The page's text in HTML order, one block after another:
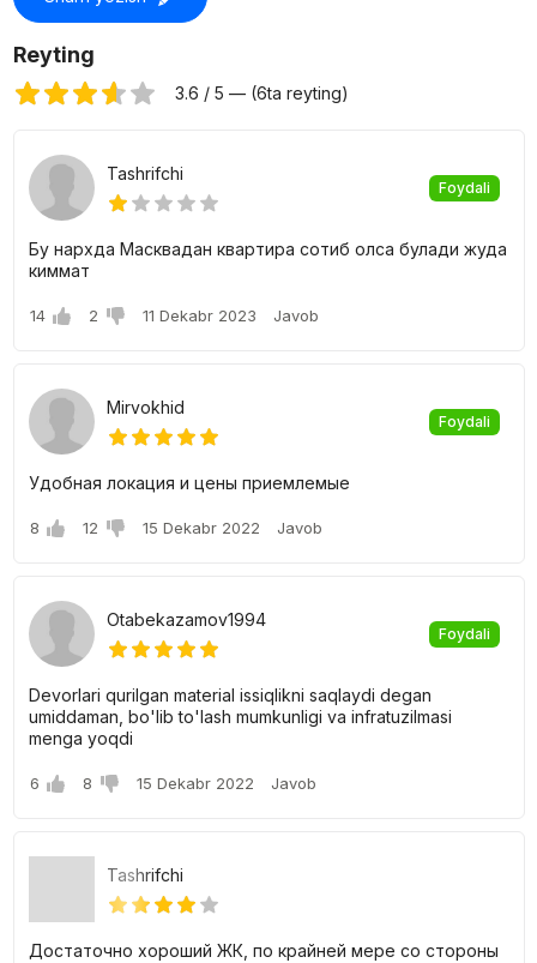
O'Z MAKON ASOSIYA majmuadagi kvartiralarning
xonadonlar mavjud. O'zingiz uchun aniq kvartirani aniq tanlash
Reyting
3.6 / 5 — (6ta reyting)
Tashrifchi
Foydali
Бу нархда Масквадан квартира сотиб олса булади жуда
киммат
14 2 11 Dekabr 2023 Javob
Mirvokhid
Foydali
Удобная локация и цены приемлемые
8 12 15 Dekabr 2022 Javob
Otabekazamov1994
Foydali
Devorlari qurilgan material issiqlikni saqlaydi degan
umiddaman, bo'lib to'lash mumkunligi va infratuzilmasi
menga yoqdi
6 8 15 Dekabr 2022 Javob
Tashrifchi
Достаточно хороший ЖК, по крайней мере со стороны